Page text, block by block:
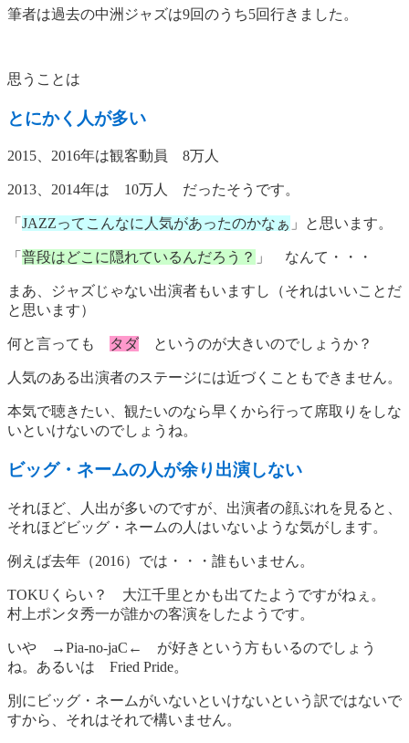
筆者は過去の中洲ジャズは9回のうち5回行きました。
思うことは
とにかく人が多い
2015、2016年は観客動員 8万人
2013、2014年は 10万人 だったそうです。
「 JAZZってこんなに人気があったのかなぁ 」と思います。
「 普段はどこに隠れているんだろう？ 」 なんて・・・
まあ、ジャズじゃない出演者もいますし（それはいいことだ
と思います）
何と言っても タダというのが大きいのでしょうか？
人気のある出演者のステージには近づくこともできません。
本気で聴きたい、観たいのなら早くから行って席取りをしな
いといけないのでしょうね。
ビッグ・ネームの人が余り出演しない
それほど、人出が多いのですが、出演者の顔ぶれを見ると、
それほどビッグ・ネームの人はいないような気がします。
例えば去年（2016）では・・・誰もいません。
TOKUくらい？ 大江千里とかも出てたようですがねぇ。
村上ポンタ秀一が誰かの客演をしたようです。
いや →Pia-no-jaC← が好きという方もいるのでしょう
ね。あるいは Fried Pride。
別にビッグ・ネームがいないといけないという訳ではないで
すから、それはそれで構いません。